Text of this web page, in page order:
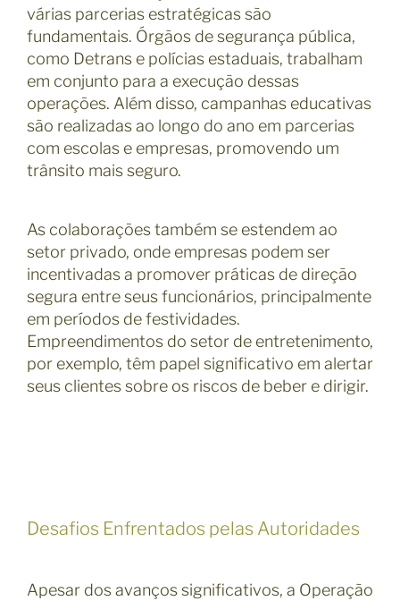
várias parcerias estratégicas são
fundamentais. Órgãos de segurança pública,
como Detrans e polícias estaduais, trabalham
em conjunto para a execução dessas
operações. Além disso, campanhas educativas
são realizadas ao longo do ano em parcerias
com escolas e empresas, promovendo um
trânsito mais seguro.
As colaborações também se estendem ao
setor privado, onde empresas podem ser
incentivadas a promover práticas de direção
segura entre seus funcionários, principalmente
em períodos de festividades.
Empreendimentos do setor de entretenimento,
por exemplo, têm papel significativo em alertar
seus clientes sobre os riscos de beber e dirigir.
Desafios Enfrentados pelas Autoridades
Apesar dos avanços significativos, a Operação